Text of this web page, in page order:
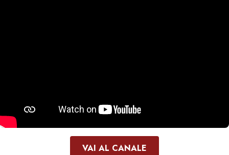
VAI AL CANALE